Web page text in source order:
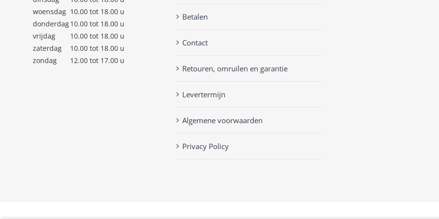
woensdag 10.00 tot 18.00 u
donderdag10.00 tot 18.00 u
vrijdag
10.00 tot 18.00 u
zaterdag
10.00 tot 18.00 u
zondag
12.00 tot 17.00 u
Betalen
Contact
Retouren, omruilen en garantie
Levertermijn
Algemene voorwaarden
Privacy Policy